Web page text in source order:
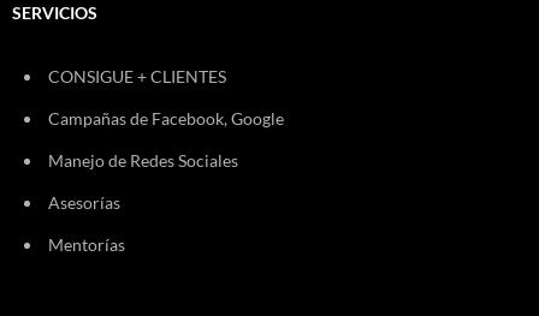
SERVICIOS
CONSIGUE + CLIENTES
Campañas de Facebook, Google
Manejo de Redes Sociales
Asesorías
Mentorías